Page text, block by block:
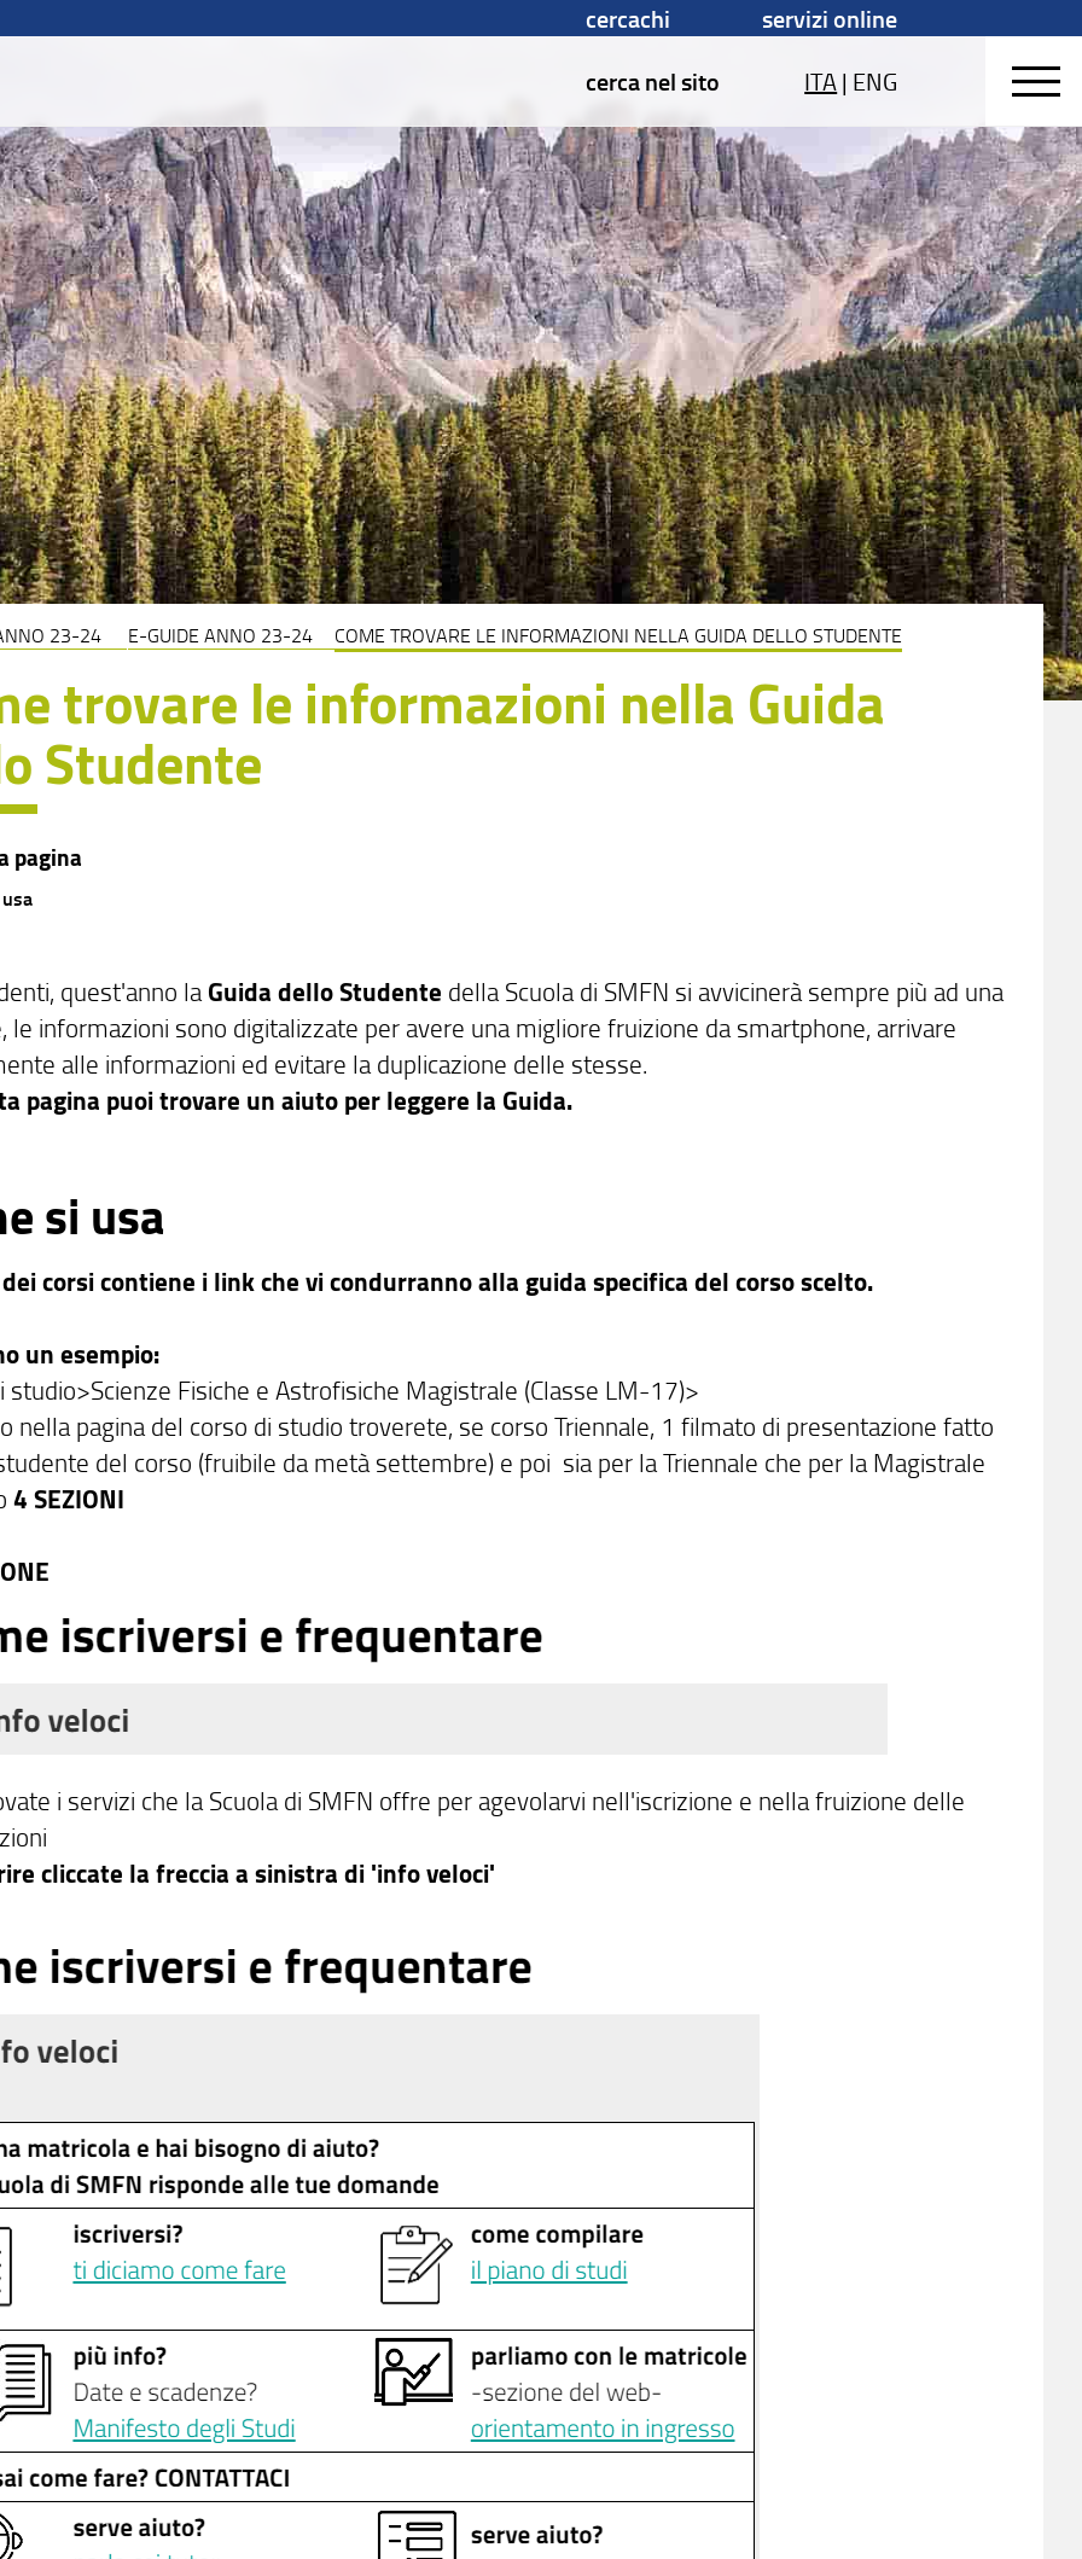
cercachi
servizi online
cerca nel sito
ITA| ENG
23-24 E-GUIDE ANNO 23-24 COME TROVARE LE INFORMAZIONI NELLA GUIDA DELLO STUDENTE
trovare le informazioni nella Guida
Studente
pagina
quest'anno laGuida dello Studente della Scuola di SMFN si avvicinerà sempre più ad una
le informazioni sono digitalizzate per avere una migliore fruizione da smartphone, arrivare
alle informazioni ed evitare la duplicazione delle stesse.
pagina puoi trovare un aiuto per leggere la Guida.
si usa
corsi contiene i link che vi condurranno alla guida specifica del corso scelto.
un esempio:
Fisiche e Astrofisiche Magistrale (Classe LM-17)>
nella pagina del corso di studio troverete, se corso Triennale, 1 filmato di presentazione fatto
del corso (fruibile da metà settembre) e poi sia per la Triennale che per la Magistrale
4 SEZIONI
i servizi che la Scuola di SMFN offre per agevolarvi nell'iscrizione e nella fruizione delle
cliccate la freccia a sinistra di 'info veloci'